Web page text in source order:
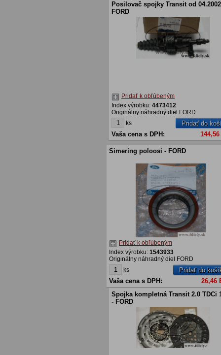
Posilovač spojky Transit od
FORD
Pridať k obľúbeným
Index výrobku: 4473412
Originálny náhradný diel FORD
ks
Pridať do
Vaša cena s DPH:
Simering poloosi - FORD
Pridať k obľúbeným
Index výrobku: 1543933
Originálny náhradný diel FORD
ks
Pridať do
Vaša cena s DPH:
26,46
Spojka kompletná Transit 2.0 TDCi
- FORD